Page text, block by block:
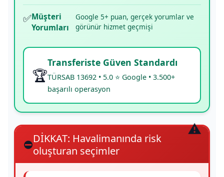
✅Müşteri
Yorumları
Google 5+ puan, gerçek yorumlar ve
görünür hizmet geçmişi
🏆
Transferiste Güven Standardı
TÜRSAB 13692 • 5.0 ⭐ Google • 3.500+
başarılı operasyon
⛔DİKKAT: Havalimanında risk
oluşturan seçimler